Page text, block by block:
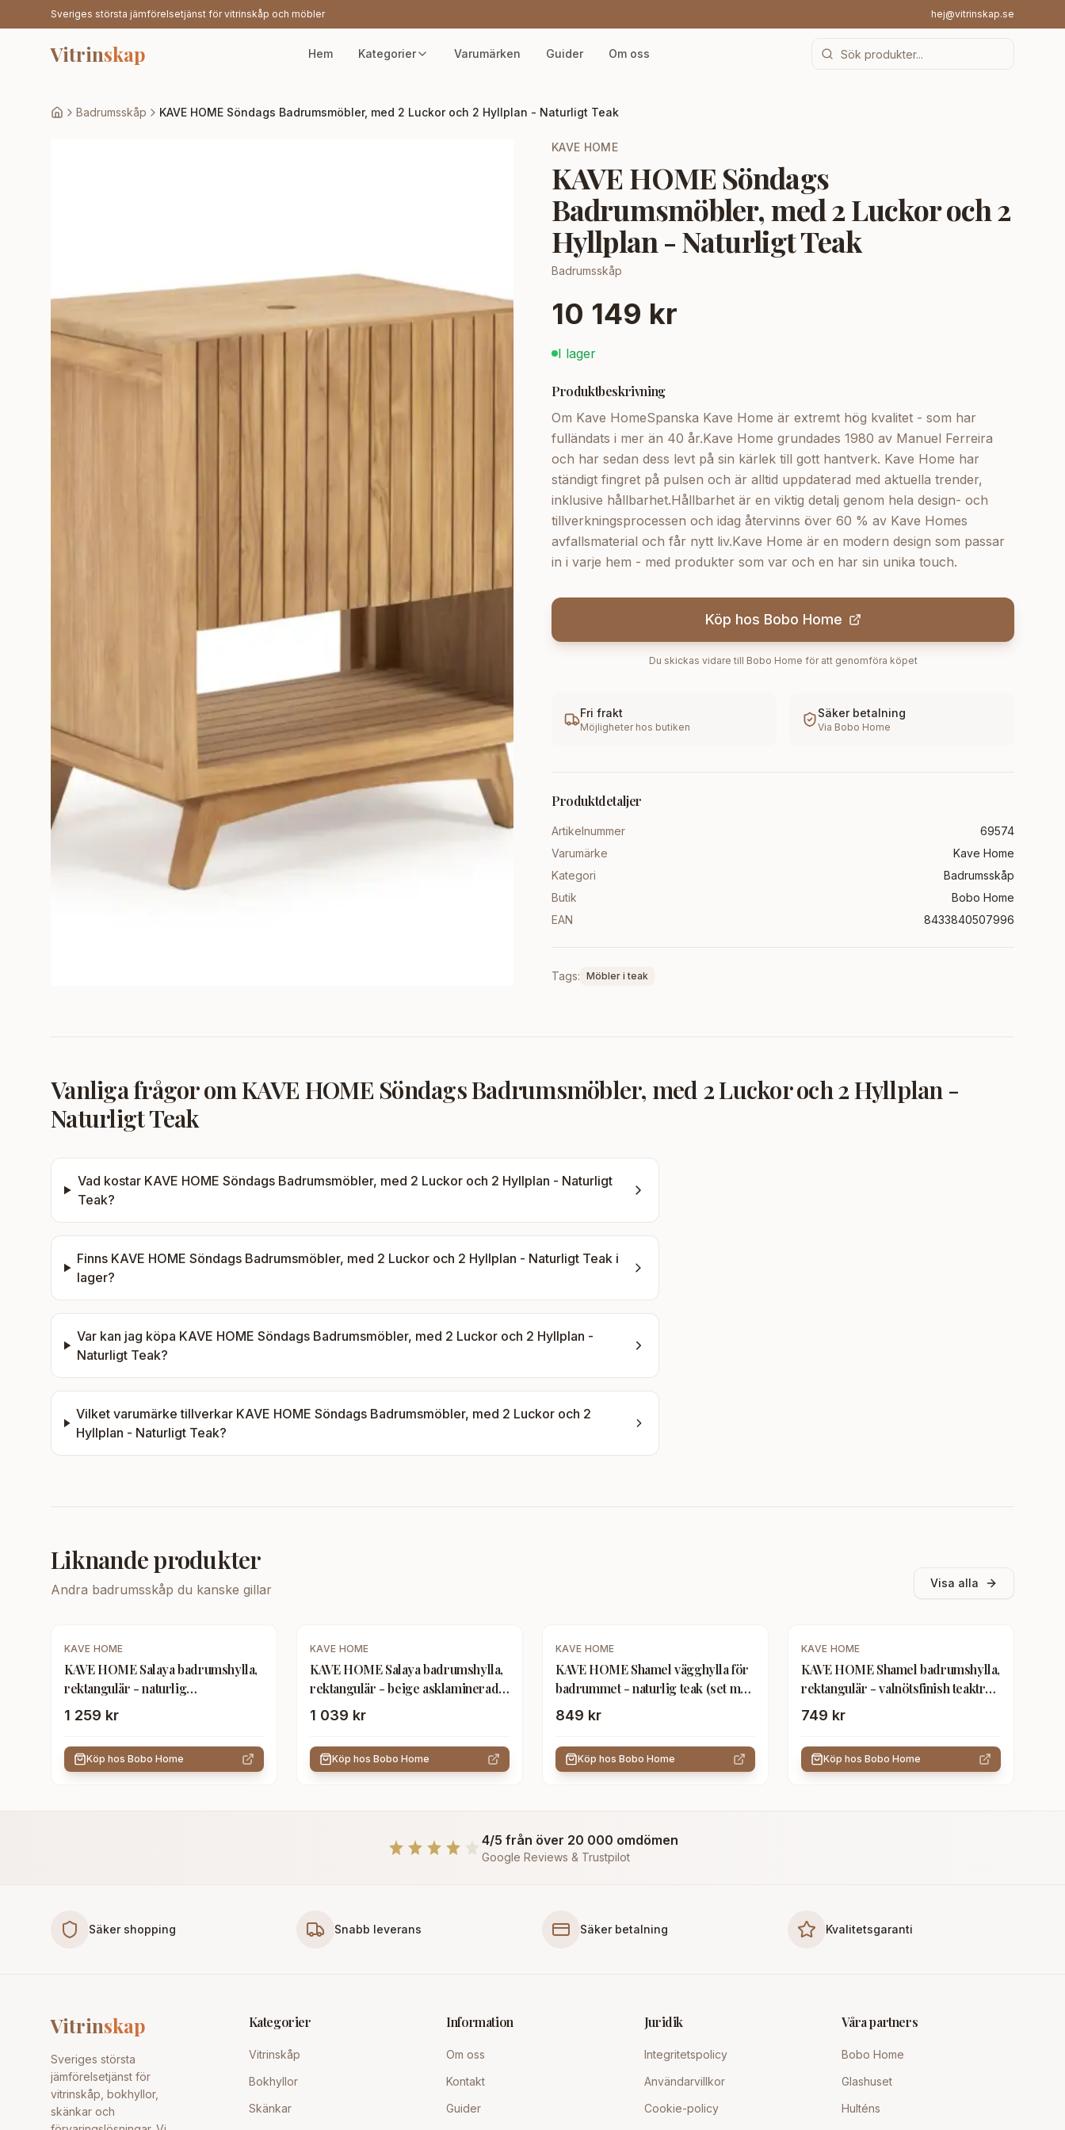
Sveriges största jämförelsetjänst för vitrinskåp och möbler hej@vitrinskap.se
Vitrinskap Hem Kategorier Varumärken Guider Om oss
Badrumsskåp KAVE HOME Söndags Badrumsmöbler, med 2 Luckor och 2 Hyllplan - Naturligt Teak
KAVE HOME
KAVE HOME Söndags
Badrumsmöbler, med 2 Luckor och 2
Hyllplan - Naturligt Teak
Badrumsskåp
10 149 kr
I lager
Produktbeskrivning
Om Kave HomeSpanska Kave Home är extremt hög kvalitet - som har
fulländats i mer än 40 år.Kave Home grundades 1980 av Manuel Ferreira
och har sedan dess levt på sin kärlek till gott hantverk. Kave Home har
ständigt fingret på pulsen och är alltid uppdaterad med aktuella trender,
inklusive hållbarhet.Hållbarhet är en viktig detalj genom hela design- och
tillverkningsprocessen och idag återvinns över 60 % av Kave Homes
avfallsmaterial och får nytt liv.Kave Home är en modern design som passar
in i varje hem - med produkter som var och en har sin unika touch.
Köp hos Bobo Home
Du skickas vidare till Bobo Home för att genomföra köpet
Fri frakt
Möjligheter hos butiken
Säker betalning
Via Bobo Home
Produktdetaljer
Artikelnummer
69574
Varumärke
Kave Home
Kategori
Badrumsskåp
Butik
Bobo Home
EAN
8433840507996
Tags: Möbler i teak
Vanliga frågor omKAVE HOME Söndags Badrumsmöbler, med 2 Luckor och 2 Hyllplan -
Naturligt Teak
Vad kostar KAVE HOME Söndags Badrumsmöbler, med 2 Luckor och 2 Hyllplan - Naturligt
Teak?
Finns KAVE HOME Söndags Badrumsmöbler, med 2 Luckor och 2 Hyllplan - Naturligt Teak i
lager?
Var kan jag köpa KAVE HOME Söndags Badrumsmöbler, med 2 Luckor och 2 Hyllplan -
Naturligt Teak?
Vilket varumärke tillverkar KAVE HOME Söndags Badrumsmöbler, med 2 Luckor och 2
Hyllplan - Naturligt Teak?
Liknande produkter
Andra badrumsskåp du kanske gillar Visa alla
KAVE HOME
KAVE HOME Salaya badrumshylla,
rektangulär - naturlig
asklaminerad plywood (60x12)
1 259 kr
Köp hos Bobo Home
KAVE HOME
KAVE HOME Salaya badrumshylla,
rektangulär - beige asklaminerad
plywood (60x12)
1 039 kr
Köp hos Bobo Home
KAVE HOME
KAVE HOME Shamel vägghylla för
badrummet - naturlig teak (set med
2)
849 kr
Köp hos Bobo Home
KAVE HOME
KAVE HOME Shamel badrumshylla,
rektangulär - valnötsfinish teakträ
(set om 2)
749 kr
Köp hos Bobo Home
4/5 från över 20 000 omdömen
Google Reviews & Trustpilot
Säker shopping Snabb leverans Säker betalning Kvalitetsgaranti
Vitrinskap
Sveriges största
jämförelsetjänst för
vitrinskåp, bokhyllor,
skänkar och
Kategorier
Vitrinskåp
Bokhyllor
Skänkar
Information
Om oss
Kontakt
Guider
Juridik
Integritetspolicy
Användarvillkor
Cookie-policy
Våra partners
Bobo Home
Glashuset
Hulténs